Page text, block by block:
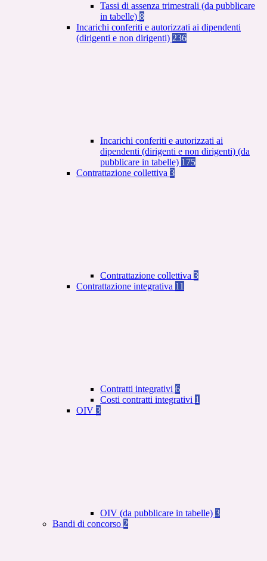
Tassi di assenza trimestrali (da pubblicare
in tabelle) 8
Incarichi conferiti e autorizzati ai dipendenti
(dirigenti e non dirigenti) 236
Incarichi conferiti e autorizzati ai
dipendenti (dirigenti e non dirigenti) (da
pubblicare in tabelle) 175
Contrattazione collettiva 3
Contrattazione collettiva 3
Contrattazione integrativa 11
Contratti integrativi 6
Costi contratti integrativi 1
OIV 3
OIV (da pubblicare in tabelle) 3
Bandi di concorso 2